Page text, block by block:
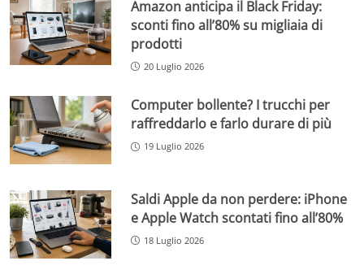
Amazon anticipa il Black Friday:
sconti fino all’80% su migliaia di
prodotti
20 Luglio 2026
Computer bollente? I trucchi per
raffreddarlo e farlo durare di più
19 Luglio 2026
Saldi Apple da non perdere: iPhone
e Apple Watch scontati fino all’80%
18 Luglio 2026